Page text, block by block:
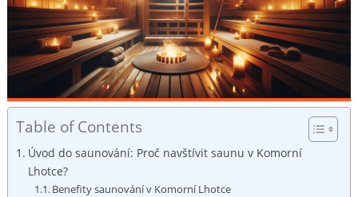
Table of Contents
Úvod do saunování: Proč navštívit saunu v Komorní
Lhotce?
Benefity saunování v Komorní Lhotce